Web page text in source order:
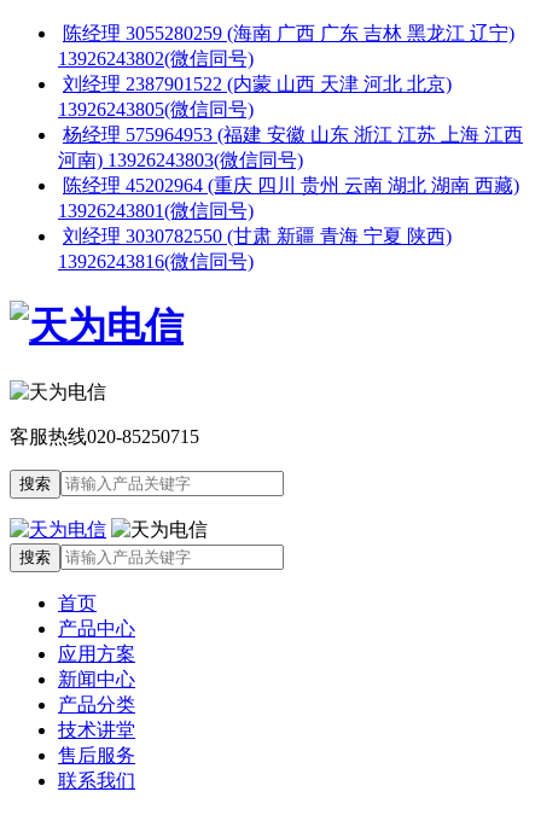
陈经理 3055280259 (海南 广西 广东 吉林 黑龙江 辽宁)
13926243802(微信同号)
刘经理 2387901522 (内蒙 山西 天津 河北 北京)
13926243805(微信同号)
杨经理 575964953 (福建 安徽 山东 浙江 江苏 上海 江西
河南) 13926243803(微信同号)
陈经理 45202964 (重庆 四川 贵州 云南 湖北 湖南 西藏)
13926243801(微信同号)
刘经理 3030782550 (甘肃 新疆 青海 宁夏 陕西)
13926243816(微信同号)
客服热线020-85250715
首页
产品中心
应用方案
新闻中心
产品分类
技术讲堂
售后服务
联系我们